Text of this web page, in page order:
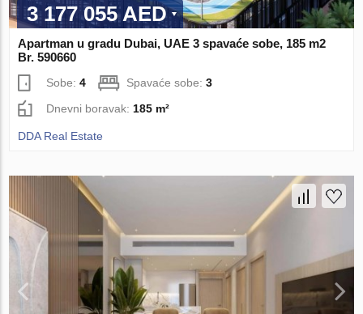
3 177 055 AED
Apartman u gradu Dubai, UAE 3 spavaće sobe, 185 m2
Br. 590660
Sobe:4 Spavaće sobe:3
Dnevni boravak: 185 m²
DDA Real Estate